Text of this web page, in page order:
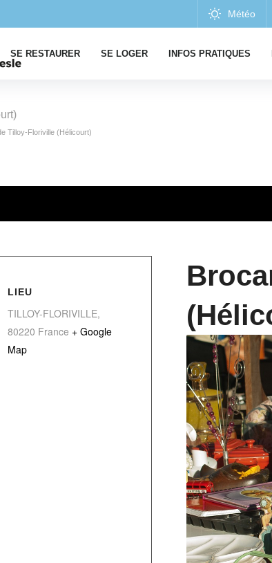
SE RESTAURER SE LOGER INFOS PRATIQUES
Tilloy-Floriville (Hélicourt)
LIEU
TILLOY-FLORIVILLE,
80220 France + Google
Map